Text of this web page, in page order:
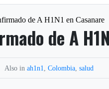
de A H1N1 en Casanare
de A
Also inah1n1 ,Colombia ,salud